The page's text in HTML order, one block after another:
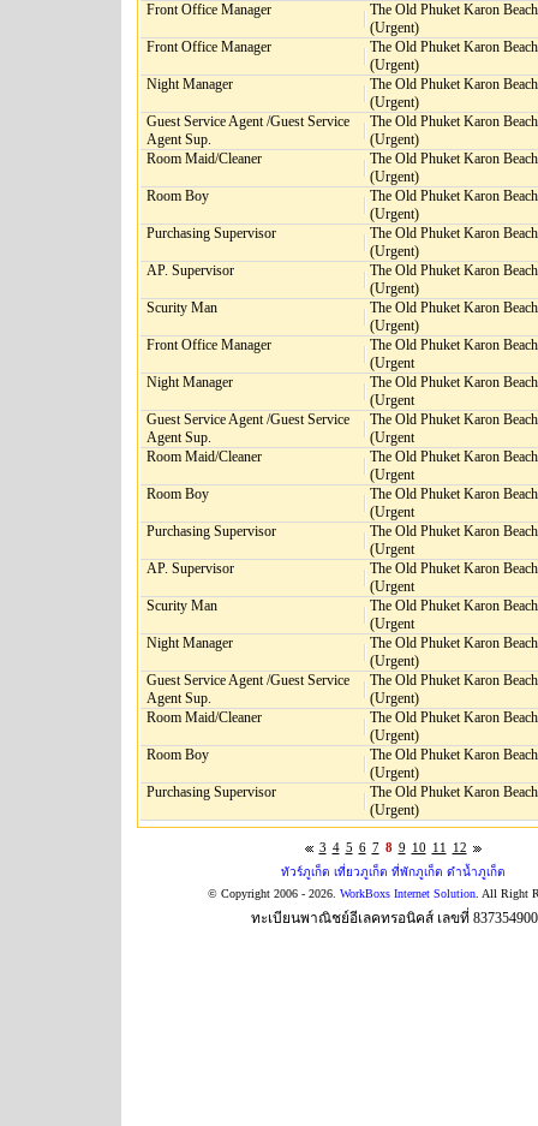
Front Office Manager
The Old Phuket Karon
(Urgent)
Front Office Manager
The Old Phuket Karon
(Urgent)
Night Manager
The Old Phuket Karon
(Urgent)
Guest Service Agent /Guest Service
Agent Sup.
The Old Phuket Karon
(Urgent)
Room Maid/Cleaner
The Old Phuket Karon
(Urgent)
Room Boy
The Old Phuket Karon
(Urgent)
Purchasing Supervisor
The Old Phuket Karon
(Urgent)
AP. Supervisor
The Old Phuket Karon
(Urgent)
Scurity Man
The Old Phuket Karon
(Urgent)
Front Office Manager
The Old Phuket Karon
(Urgent
Night Manager
The Old Phuket Karon
(Urgent
Guest Service Agent /Guest Service
Agent Sup.
The Old Phuket Karon
(Urgent
Room Maid/Cleaner
The Old Phuket Karon
(Urgent
Room Boy
The Old Phuket Karon
(Urgent
Purchasing Supervisor
The Old Phuket Karon
(Urgent
AP. Supervisor
The Old Phuket Karon
(Urgent
Scurity Man
The Old Phuket Karon
(Urgent
Night Manager
The Old Phuket Karon
(Urgent)
Guest Service Agent /Guest Service
Agent Sup.
The Old Phuket Karon
(Urgent)
Room Maid/Cleaner
The Old Phuket Karon
(Urgent)
Room Boy
The Old Phuket Karon
(Urgent)
Purchasing Supervisor
The Old Phuket Karon
(Urgent)
3 4 5 6 7 8 9 10 11 12
ทัวร์ภูเก็ต เที่ยวภูเก็ต ที่พักภูเก็ต ดำน้ำภูเก็ต
© Copyright 2006 - 2026. WorkBoxs Internet Solution. All Right
ทะเบียนพาณิชย์อีเลคทรอนิคส์ เลขที่